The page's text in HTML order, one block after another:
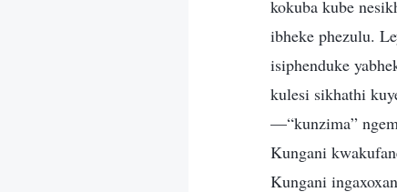
kokuba kube
ibheke phezulu.
isiphenduke
kulesi sikhathi
—“kunzima”
Kungani
Kungani